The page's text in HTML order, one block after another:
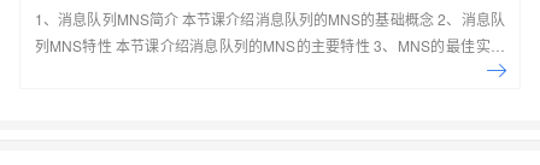
1、消息队列MNS简介 本节课介绍消息队列的MNS的基础概念 2、消息队
列MNS特性 本节课介绍消息队列的MNS的主要特性 3、MNS的最佳实践